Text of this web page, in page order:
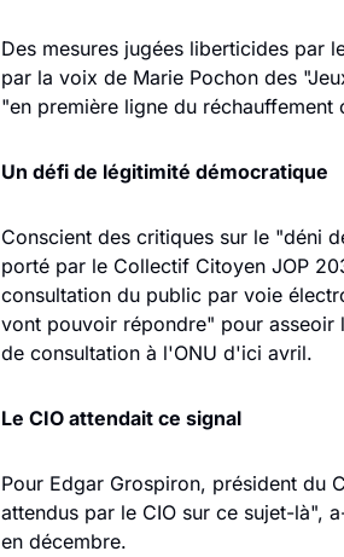
Des mesures jugées liberticides par
par la voix de Marie Pochon des
"en première ligne du réchauffement
Un défi de légitimité démocratique
Conscient des critiques sur le "déni
porté par le Collectif Citoyen JOP
consultation du public par voie
vont pouvoir répondre" pour asseoir
de consultation à l'ONU d'ici avril.
Le CIO attendait ce signal
Pour Edgar Grospiron, président du
attendus par le CIO sur ce sujet-là",
en décembre.